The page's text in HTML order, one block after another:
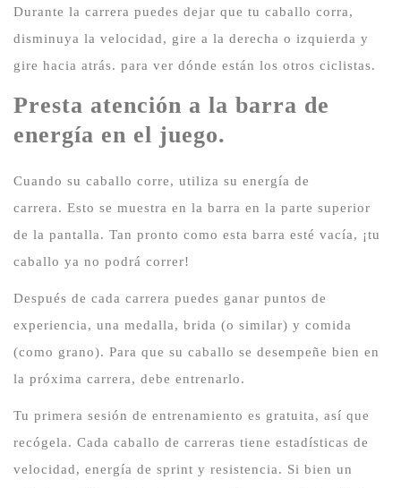
Durante la carrera puedes dejar que tu caballo corra,
disminuya la velocidad, gire a la derecha o izquierda y
gire hacia atrás. para ver dónde están los otros ciclistas.
Presta atención a la barra de
energía en el juego.
Cuando su caballo corre, utiliza su energía de
carrera. Esto se muestra en la barra en la parte superior
de la pantalla. Tan pronto como esta barra esté vacía, ¡tu
caballo ya no podrá correr!
Después de cada carrera puedes ganar puntos de
experiencia, una medalla, brida (o similar) y comida
(como grano). Para que su caballo se desempeñe bien en
la próxima carrera, debe entrenarlo.
Tu primera sesión de entrenamiento es gratuita, así que
recógela. Cada caballo de carreras tiene estadísticas de
velocidad, energía de sprint y resistencia. Si bien un